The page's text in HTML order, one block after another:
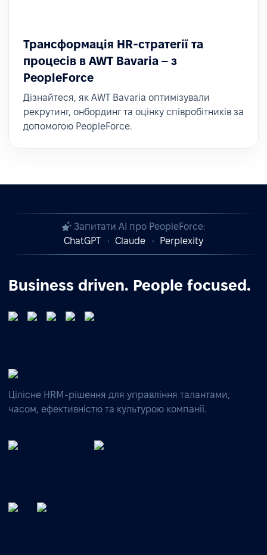
Трансформація HR-стратегії та
процесів в AWT Bavaria – з
PeopleForce
Дізнайтеся, як AWT Bavaria оптимізували
рекрутинг, онбординг та оцінку співробітників за
допомогою PeopleForce.
Запитати AI про PeopleForce:
ChatGPT
Claude Perplexity
Business driven. People focused.
Цілісне HRM-рішення для управління талантами,
часом, ефективністю та культурою компанії.